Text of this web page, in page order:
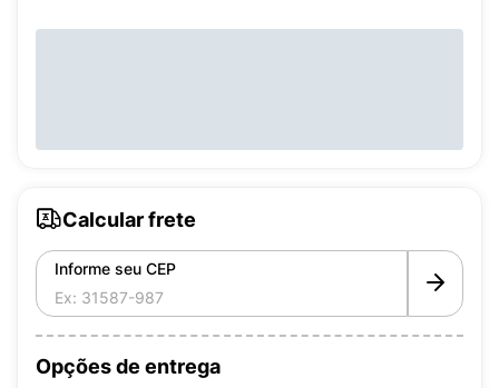
Calcular frete
Informe seu CEP
Opções de entrega